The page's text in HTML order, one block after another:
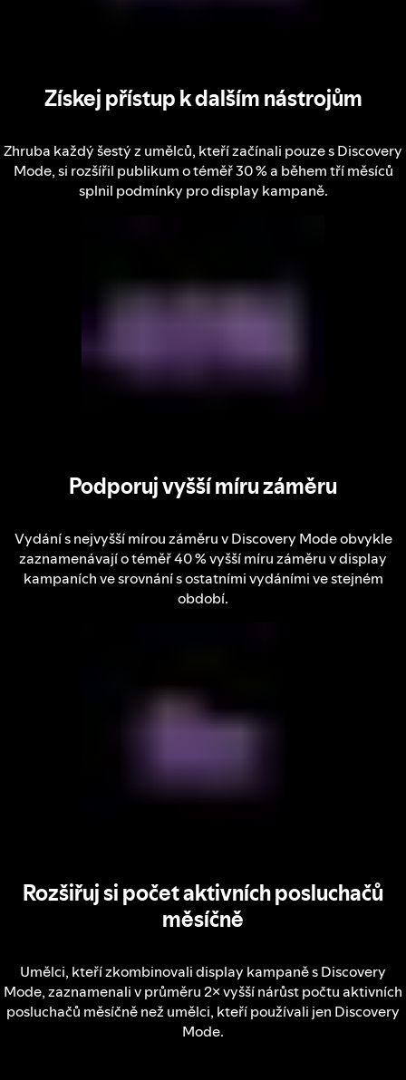
Získej přístup k dalším nástrojům
Zhruba každý šestý z umělců, kteří začínali pouze s Discovery
Mode, si rozšířil publikum o téměř 30 % a během tří měsíců
splnil podmínky pro display kampaně.
Podporuj vyšší míru záměru
Vydání s nejvyšší mírou záměru v Discovery Mode obvykle
zaznamenávají o téměř 40 % vyšší míru záměru v display
kampaních ve srovnání s ostatními vydáními ve stejném
období.
Rozšiřuj si počet aktivních posluchačů
měsíčně
Umělci, kteří zkombinovali display kampaně s Discovery
Mode, zaznamenali v průměru 2× vyšší nárůst počtu aktivních
posluchačů měsíčně než umělci, kteří používali jen Discovery
Mode.